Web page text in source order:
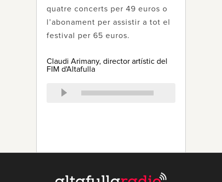
quatre concerts per 49 euros o
l’abonament per assistir a tot el
festival per 65 euros.
Claudi Arimany, director artístic del
FIM d'Altafulla